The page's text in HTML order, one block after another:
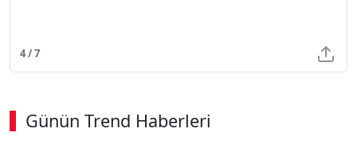
4 / 7
Günün Trend Haberleri
00:02 / 06:57